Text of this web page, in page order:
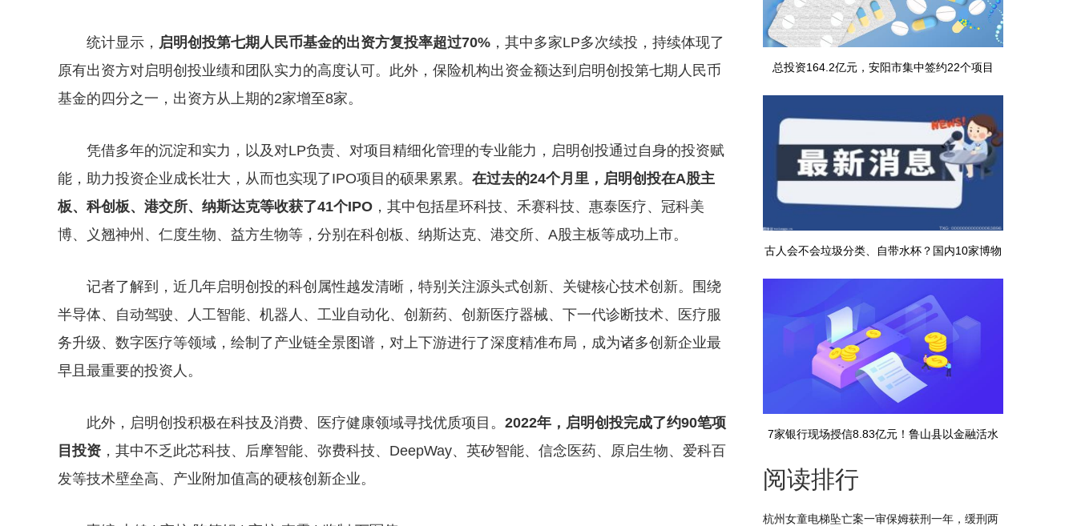
统计显示， 启明创投第七期人民币基金的出资方复投率超过70% ，其中多家LP多次续投，持续体现了
原有出资方对启明创投业绩和团队实力的高度认可。此外，保险机构出资金额达到启明创投第七期人民币
基金的四分之一，出资方从上期的2家增至8家。
凭借多年的沉淀和实力，以及对LP负责、对项目精细化管理的专业能力，启明创投通过自身的投资赋
能，助力投资企业成长壮大，从而也实现了IPO项目的硕果累累。 在过去的24个月里，启明创投在A股主
板、科创板、港交所、纳斯达克等收获了41个IPO ，其中包括星环科技、禾赛科技、惠泰医疗、冠科美
博、义翘神州、仁度生物、益方生物等，分别在科创板、纳斯达克、港交所、A股主板等成功上市。
记者了解到，近几年启明创投的科创属性越发清晰，特别关注源头式创新、关键核心技术创新。围绕
半导体、自动驾驶、人工智能、机器人、工业自动化、创新药、创新医疗器械、下一代诊断技术、医疗服
务升级、数字医疗等领域，绘制了产业链全景图谱，对上下游进行了深度精准布局，成为诸多创新企业最
早且最重要的投资人。
此外，启明创投积极在科技及消费、医疗健康领域寻找优质项目。 2022年，启明创投完成了约90笔项
目投资 ，其中不乏此芯科技、后摩智能、弥费科技、DeepWay、英矽智能、信念医药、原启生物、爱科百
发等技术壁垒高、产业附加值高的硬核创新企业。
总投资164.2亿元，安阳市集中签约22个项目
古人会不会垃圾分类、自带水杯？国内10家博物
7家银行现场授信8.83亿元！鲁山县以金融活水
助力“三产”高质量发展|天天快播
阅读排行
杭州女童电梯坠亡案一审保姆获刑一年，缓刑两